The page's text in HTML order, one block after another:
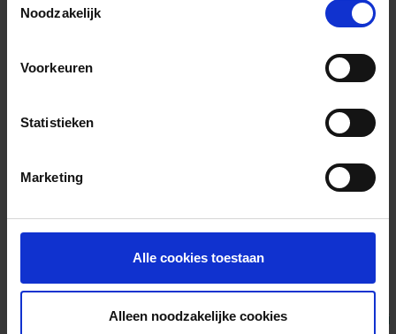
Noodzakelijk
Voorkeuren
Statistieken
Marketing
Alle cookies toestaan
Alleen noodzakelijke cookies
Algemene informatie
Foto’s ({{photos.length}})
Eigen foto’s